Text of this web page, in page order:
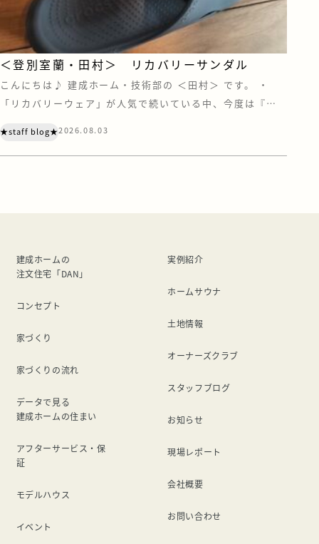
＜登別室蘭・田村＞ リカバリーサンダル
こんにちは♪ 建成ホーム・技術部の ＜田村＞ です。 ・
「リカバリーウェア」が人気で続いている中、今度は『リ
ス”もリカバリー界に足を踏み入れているとは・・・ リカバ
リーウェアの効果がいまひとつ得られなかったので、今度は
★staff blog★2026.08.03
建成ホームの
注文住宅「DAN」
コンセプト
家づくり
家づくりの流れ
データで見る
建成ホームの住まい
アフターサービス・保
証
モデルハウス
イベント
実例紹介
ホームサウナ
土地情報
オーナーズクラブ
スタッフブログ
お知らせ
現場レポート
会社概要
お問い合わせ